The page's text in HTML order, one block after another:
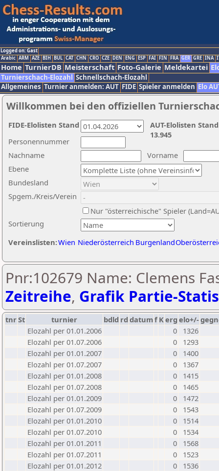
Logged on: Gast
Arabic ARM AZE BIH BUL CAT CHN CRO CZE DEN ENG ESP FAI FIN FRA GER GRE INA
Home TurnierDB Meisterschaft Foto-Galerie Meldekartei
Turnierschach-Elozahl Schnellschach-Elozahl
Allgemeines Turnier anmelden: AUT FIDE Spieler anmelden Elo
Willkommen bei den offiziellen
Nachname
Vorname
Ebene
Sortierung
Personennummer
Bundesland
Spgem./Kreis/Verein
Nur "österreichische" Spieler
Vereinslisten:Wien Niederösterreich Burgenland
AUT-Elolisten
13.945
FIDE-Elolisten Stand
Pnr:102679 Name: Clemens
Zeitreihe, Grafik Partie-
tnrSt turnier bdld rd datumf Kerg elo+/-
Elozahl per 01.01.2006
0
1326
Elozahl per 01.07.2006
0
1293
Elozahl per 01.01.2007
0
1400
Elozahl per 01.07.2007
0
1367
Elozahl per 01.01.2008
0
1415
Elozahl per 01.07.2008
0
1465
Elozahl per 01.01.2009
0
1472
Elozahl per 01.07.2009
0
1543
Elozahl per 01.01.2010
0
1514
Elozahl per 01.07.2010
0
1534
Elozahl per 01.01.2011
0
1568
Elozahl per 01.07.2011
0
1523
Elozahl per 01.01.2012
0
1536